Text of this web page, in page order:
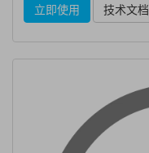
立即使用
技术文档